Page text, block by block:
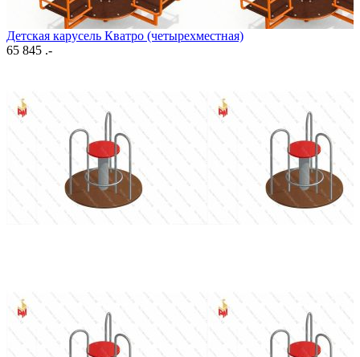
Детская карусель Кватро (четырехместная)
65 845 .-